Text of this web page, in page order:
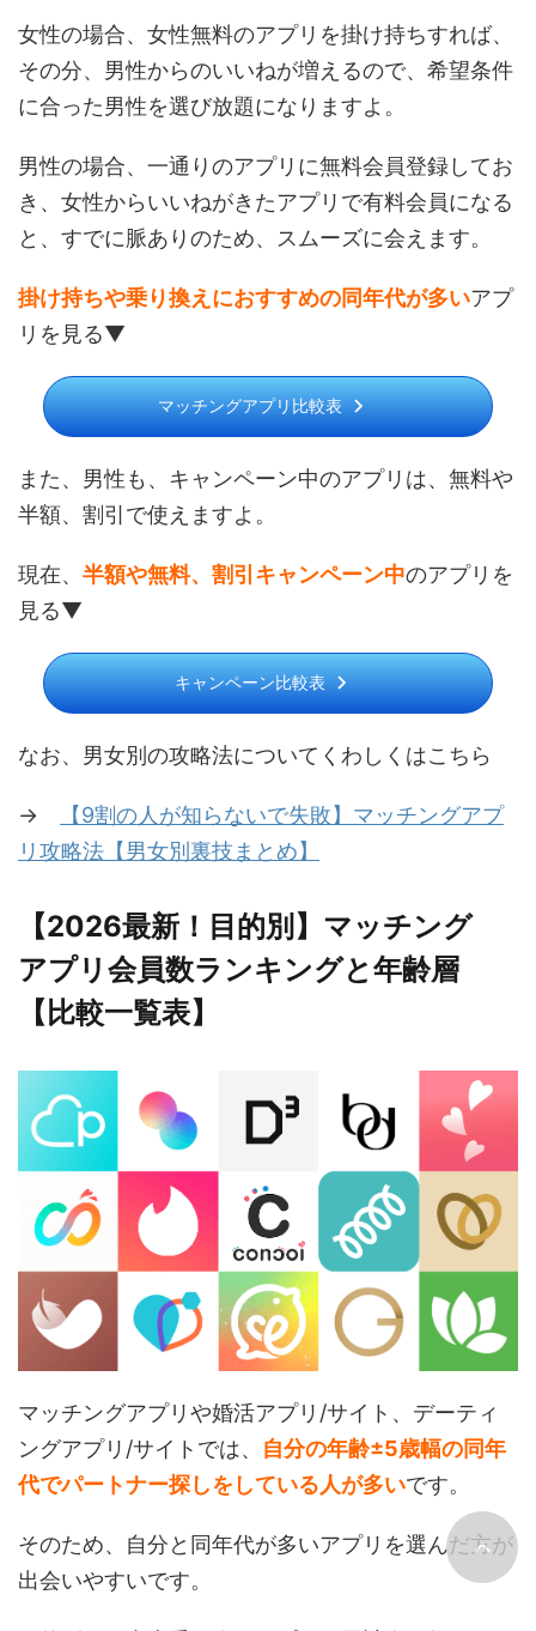
女性の場合、女性無料のアプリを掛け持ちすれば、
その分、男性からのいいねが増えるので、希望条件
に合った男性を選び放題になりますよ。
男性の場合、一通りのアプリに無料会員登録してお
き、女性からいいねがきたアプリで有料会員になる
と、すでに脈ありのため、スムーズに会えます。
掛け持ちや乗り換えにおすすめの同年代が多いアプ
リを見る▼
マッチングアプリ比較表
また、男性も、キャンペーン中のアプリは、無料や
半額、割引で使えますよ。
現在、 半額や無料、割引キャンペーン中のアプリを
見る▼
キャンペーン比較表
なお、男女別の攻略法についてくわしくはこちら
→
【9割の人が知らないで失敗】マッチングアプ
リ攻略法【男女別裏技まとめ】
【2026最新！目的別】マッチング
アプリ会員数ランキングと年齢層
【比較一覧表】
マッチングアプリや婚活アプリ/サイト、デーティ
ングアプリ/サイトでは、 自分の年齢±5歳幅の同年
代でパートナー探しをしている人が多いです。
そのため、自分と同年代が多いアプリを選んだ方が
出会いやすいです。